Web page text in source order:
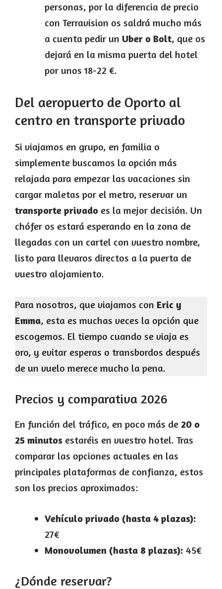
personas, por la diferencia de precio
con Terravision os saldrá mucho más
a cuenta pedir un Uber o Bolt, que os
dejará en la misma puerta del hotel
por unos 18-22 €.
Del aeropuerto de Oporto al
centro en transporte privado
Si viajamos en grupo, en familia o
simplemente buscamos la opción más
relajada para empezar las vacaciones sin
cargar maletas por el metro, reservar un
transporte privado es la mejor decisión. Un
chófer os estará esperando en la zona de
llegadas con un cartel con vuestro nombre,
listo para llevaros directos a la puerta de
vuestro alojamiento.
Para nosotros, que viajamos con Eric y
Emma, esta es muchas veces la opción que
escogemos. El tiempo cuando se viaja es
oro, y evitar esperas o transbordos después
de un vuelo merece mucho la pena.
Precios y comparativa 2026
En función del tráfico, en poco más de 20 o
25 minutos estaréis en vuestro hotel. Tras
comparar las opciones actuales en las
principales plataformas de confianza, estos
son los precios aproximados:
Vehículo privado (hasta 4 plazas):
27€
Monovolumen (hasta 8 plazas): 45€
¿Dónde reservar?